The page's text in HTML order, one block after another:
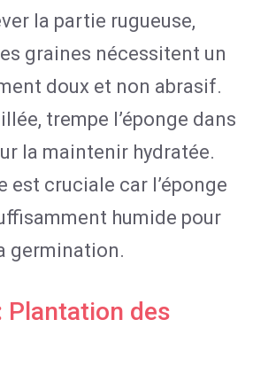
la partie rugueuse,
graines nécessitent un
doux et non abrasif.
trempe l’éponge dans
la maintenir hydratée.
est cruciale car l’éponge
humide pour
germination.
Plantation des